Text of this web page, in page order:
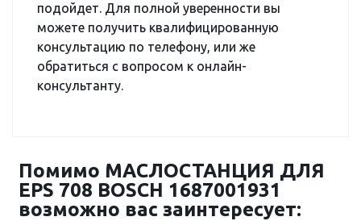
подойдет. Для полной уверенности вы
можете получить квалифицированную
консультацию по телефону, или же
обратиться с вопросом к онлайн-
консультанту.
Помимо МАСЛОСТАНЦИЯ ДЛЯ
EPS 708 BOSCH 1687001931
возможно вас заинтересует: